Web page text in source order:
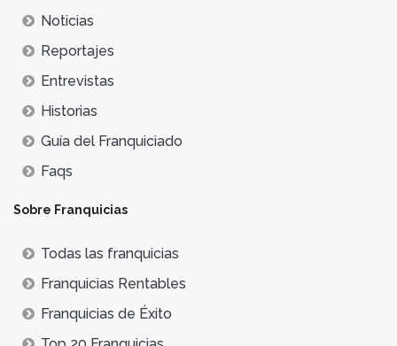
Noticias
Reportajes
Entrevistas
Historias
Guía del Franquiciado
Faqs
Sobre Franquicias
Todas las franquicias
Franquicias Rentables
Franquicias de Éxito